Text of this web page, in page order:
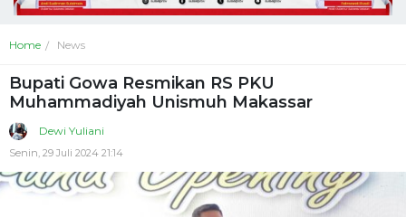
Home News
Bupati Gowa Resmikan RS PKU
Muhammadiyah Unismuh Makassar
Dewi Yuliani
Senin, 29 Juli 2024 21:14